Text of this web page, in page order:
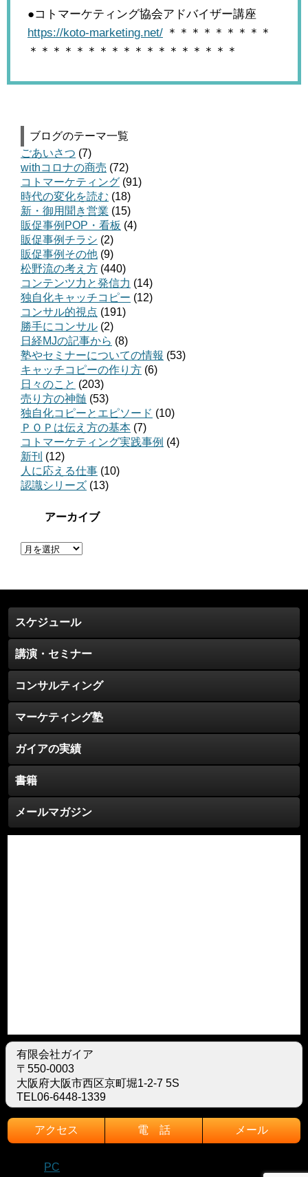
●コトマーケティング協会アドバイザー講座
https://koto-marketing.net/ ＊＊＊＊＊＊＊＊＊
＊＊＊＊＊＊＊＊＊＊＊＊＊＊＊＊＊＊
ブログのテーマ一覧
ごあいさつ (7)
withコロナの商売 (72)
コトマーケティング (91)
時代の変化を読む (18)
新・御用聞き営業 (15)
販促事例POP・看板 (4)
販促事例チラシ (2)
販促事例その他 (9)
松野流の考え方 (440)
コンテンツ力と発信力 (14)
独自化キャッチコピー (12)
コンサル的視点 (191)
勝手にコンサル (2)
日経MJの記事から (8)
塾やセミナーについての情報 (53)
キャッチコピーの作り方 (6)
日々のこと (203)
売り方の神髄 (53)
独自化コピーとエピソード (10)
ＰＯＰは伝え方の基本 (7)
コトマーケティング実践事例 (4)
新刊 (12)
人に応える仕事 (10)
認識シリーズ (13)
アーカイブ
ア
イ
ブ
スケジュール
講演・セミナー
コンサルティング
マーケティング塾
ガイアの実績
書籍
メールマガジン
有限会社ガイア
〒550-0003
大阪府大阪市西区京町堀1-2-7 5S
TEL06-6448-1339
アクセス 電 話 メール
PC